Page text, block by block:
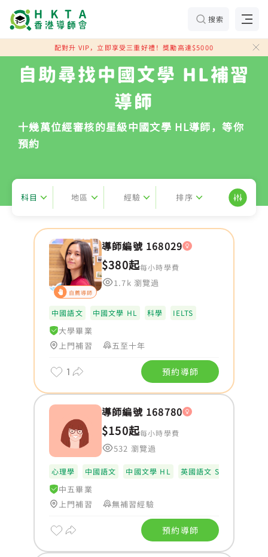
搜索
配對升 VIP，立即享受三重好禮！獎勵高達$5000
自助尋找中國文學 HL補習
導師
十幾萬位經審核的星級中國文學 HL導師，等你
預約
科目 地區 經驗 排序
自薦導師
導師編號 168029
$380起每小時學費
1.7k 瀏覽過
中國語文 中國文學 HL 科學 IELTS
大學畢業
上門補習
五至十年
1 預約導師
導師編號 168780
$150起每小時學費
532 瀏覽過
心理學 中國語文 中國文學 HL 英國語文 SL
中五畢業
上門補習
無補習經驗
預約導師